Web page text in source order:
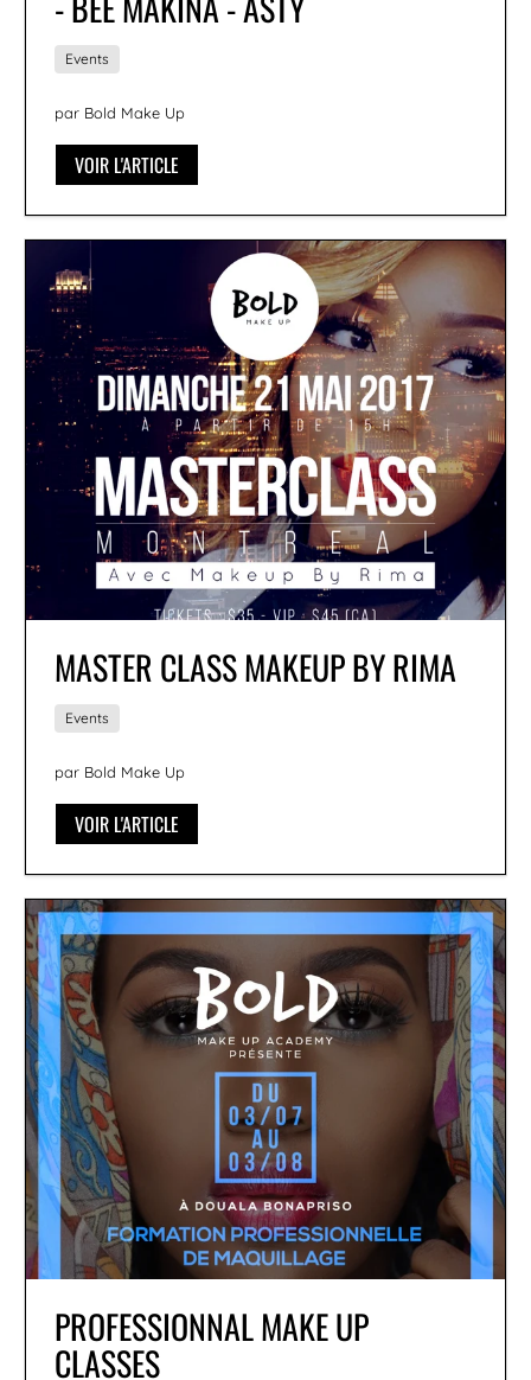
Events
par Bold Make Up
VOIR L'ARTICLE
MASTER CLASS MAKEUP BY RIMA
Events
par Bold Make Up
VOIR L'ARTICLE
PROFESSIONNAL MAKE UP
CLASSES